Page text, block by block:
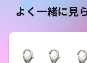
よく一緒に見